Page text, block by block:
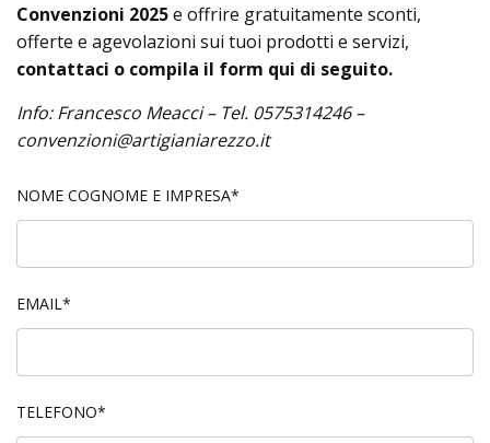
Convenzioni 2025e offrire gratuitamente sconti,
offerte e agevolazioni sui tuoi prodotti e servizi,
contattaci o compila il form qui di seguito.
Info: Francesco Meacci – Tel. 0575314246 –
convenzioni@artigianiarezzo.it
NOME COGNOME E IMPRESA*
EMAIL*
TELEFONO*